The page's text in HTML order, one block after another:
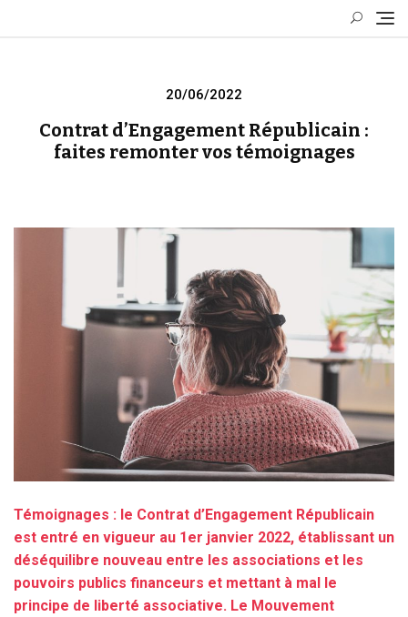
Posted
20/06/2022
Contrat d’Engagement Républicain :
faites remonter vos témoignages
Témoignages : le Contrat d’Engagement Républicain
est entré en vigueur au 1er janvier 2022, établissant un
déséquilibre nouveau entre les associations et les
pouvoirs publics financeurs et mettant à mal le
principe de liberté associative. Le Mouvement